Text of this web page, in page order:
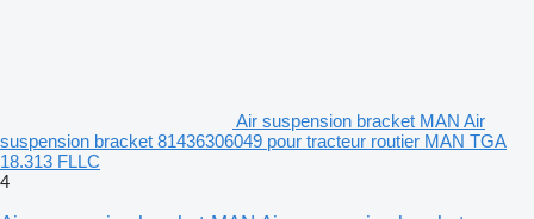
Air suspension bracket MAN Air
suspension bracket 81436306049 pour tracteur routier MAN TGA
18.313 FLLC
4